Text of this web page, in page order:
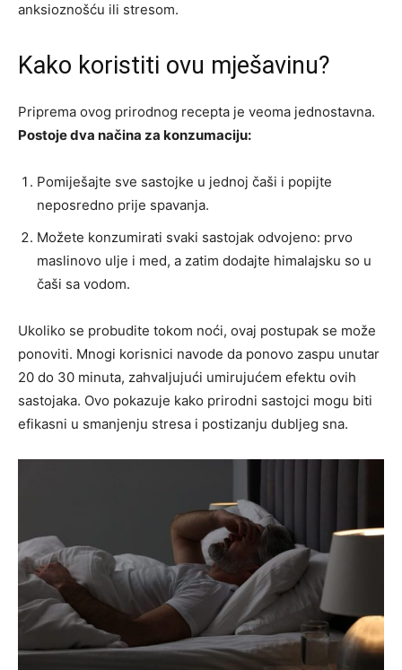
anksioznošću ili stresom.
Kako koristiti ovu mješavinu?
Priprema ovog prirodnog recepta je veoma jednostavna.
Postoje dva načina za konzumaciju:
Pomiješajte sve sastojke u jednoj čaši i popijte
neposredno prije spavanja.
Možete konzumirati svaki sastojak odvojeno: prvo
maslinovo ulje i med, a zatim dodajte himalajsku so u
čaši sa vodom.
Ukoliko se probudite tokom noći, ovaj postupak se može
ponoviti. Mnogi korisnici navode da ponovo zaspu unutar
20 do 30 minuta, zahvaljujući umirujućem efektu ovih
sastojaka. Ovo pokazuje kako prirodni sastojci mogu biti
efikasni u smanjenju stresa i postizanju dubljeg sna.